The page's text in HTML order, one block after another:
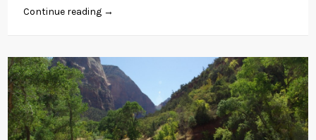
Continue reading →